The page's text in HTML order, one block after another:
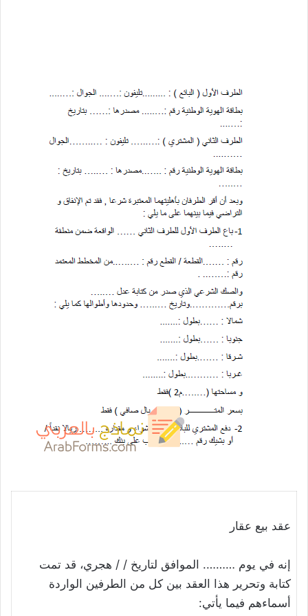
عقد بيع عقار
إنه في يوم ………. الموافق لتاريخ / / هجري، قد تمت
كتابة وتحرير هذا العقد بين كل من الطرفين الواردة
أسماءهم فيما يأتي: